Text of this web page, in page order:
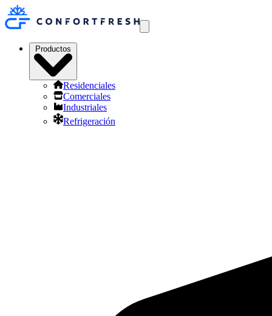
Productos
Residenciales
Comerciales
Industriales
Refrigeración